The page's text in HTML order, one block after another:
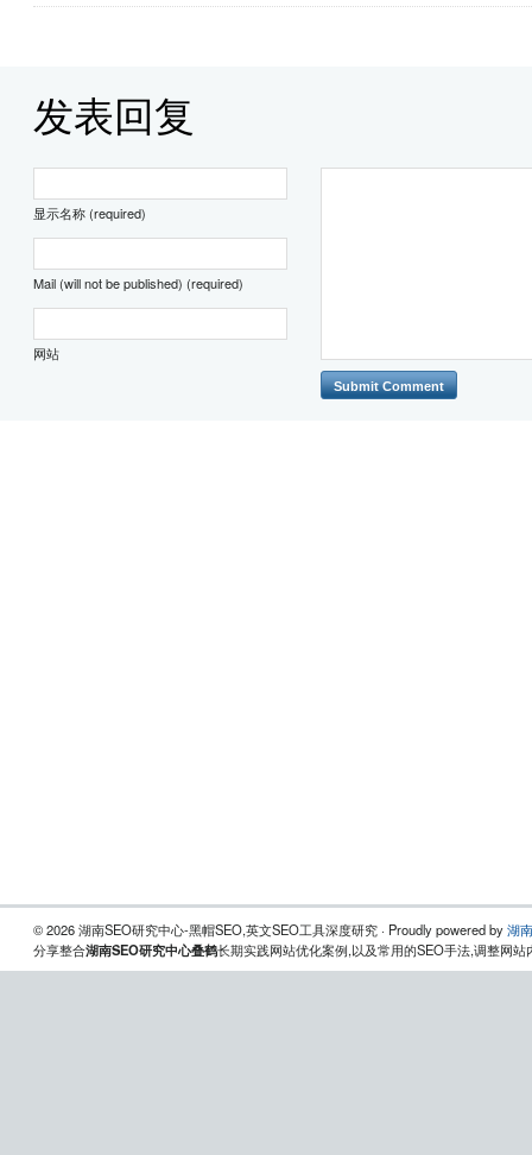
发表回复
显示名称 (required)
Mail (will not be published) (required)
网站
© 2026 湖南SEO研究中心-黑帽SEO,英文SEO工具深度研究 · Proudly powered by湖
分享整合湖南SEO研究中心叠鹤长期实践网站优化案例,以及常用的SEO手法,调整网